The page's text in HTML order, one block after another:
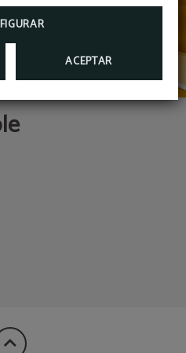
ACEPTAR